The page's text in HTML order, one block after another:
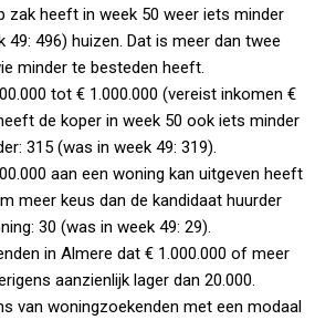
zak heeft in week 50 weer iets minder
49: 496) huizen. Dat is meer dan twee
minder te besteden heeft.
tot € 1.000.000 (vereist inkomen €
de koper in week 50 ook iets minder
315 (was in week 49: 319).
aan een woning kan uitgeven heeft
meer keus dan de kandidaat huurder
30 (was in week 49: 29).
in Almere dat € 1.000.000 of meer
aanzienlijk lager dan 20.000.
van woningzoekenden met een modaal